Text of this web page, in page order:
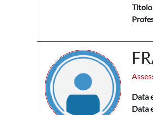
Data
Data